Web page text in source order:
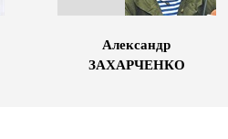
Александр
ЗАХАРЧЕНКО